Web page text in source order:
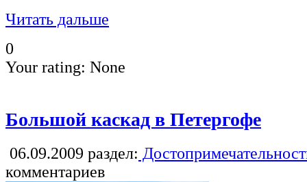
Читать дальше
0
Your rating: None
Большой каскад в Петергофе
06.09.2009 раздел:
комментариев